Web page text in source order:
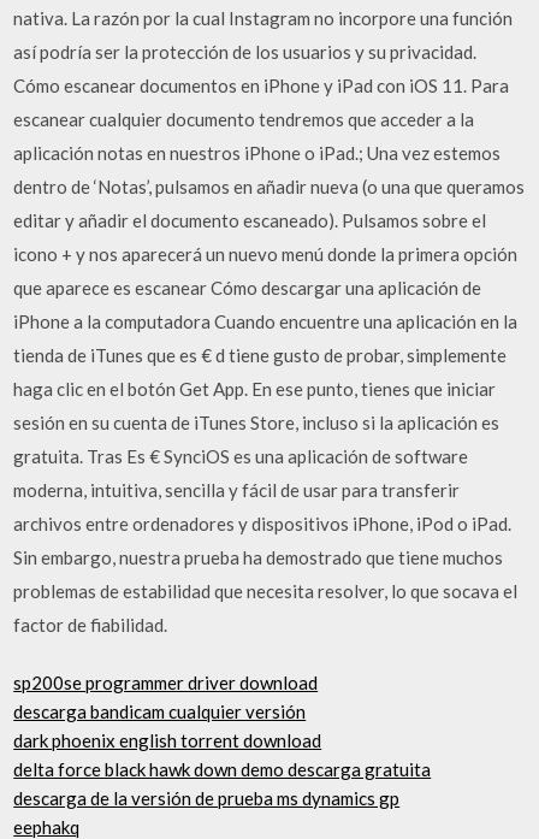
nativa. La razón por la cual Instagram no incorpore una función
así podría ser la protección de los usuarios y su privacidad.
Cómo escanear documentos en iPhone y iPad con iOS 11. Para
escanear cualquier documento tendremos que acceder a la
aplicación notas en nuestros iPhone o iPad.; Una vez estemos
dentro de ‘Notas’, pulsamos en añadir nueva (o una que queramos
editar y añadir el documento escaneado). Pulsamos sobre el
icono + y nos aparecerá un nuevo menú donde la primera opción
que aparece es escanear Cómo descargar una aplicación de
iPhone a la computadora Cuando encuentre una aplicación en la
tienda de iTunes que es € d tiene gusto de probar, simplemente
haga clic en el botón Get App. En ese punto, tienes que iniciar
sesión en su cuenta de iTunes Store, incluso si la aplicación es
gratuita. Tras Es € SynciOS es una aplicación de software
moderna, intuitiva, sencilla y fácil de usar para transferir
archivos entre ordenadores y dispositivos iPhone, iPod o iPad.
Sin embargo, nuestra prueba ha demostrado que tiene muchos
problemas de estabilidad que necesita resolver, lo que socava el
factor de fiabilidad.
sp200se programmer driver download
descarga bandicam cualquier versión
dark phoenix english torrent download
delta force black hawk down demo descarga gratuita
descarga de la versión de prueba ms dynamics gp
eephakq